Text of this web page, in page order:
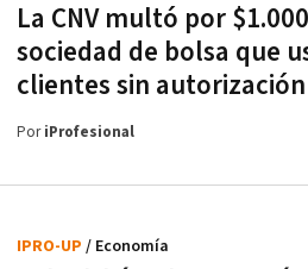
La CNV multó por
sociedad de bolsa que
clientes sin autorización
PoriProfesional
IPRO-UP / Economía